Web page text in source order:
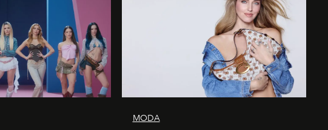
MODA